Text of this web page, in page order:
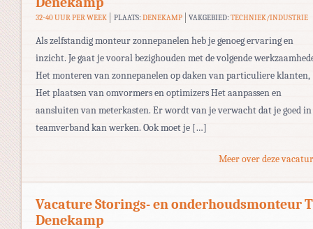
32-40 UUR PER WEEK PLAATS: DENEKAMP VAKGEBIED:TECHNIEK/INDUSTRIE
Als zelfstandig monteur zonnepanelen heb je genoeg ervaring en
inzicht. Je gaat je vooral bezighouden met de volgende
Het monteren van zonnepanelen op daken van particuliere klanten,
Het plaatsen van omvormers en optimizers Het aanpassen en
aansluiten van meterkasten. Er wordt van je verwacht dat je goed in
teamverband kan werken. Ook moet je […]
Meer over deze
Vacature Storings- en onderhoudsmonteur
Denekamp